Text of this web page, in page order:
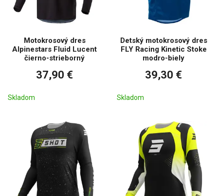
Motokrosový dres
Alpinestars Fluid Lucent
čierno-strieborný
37,90 €
Skladom
Detský motokrosový dres
FLY Racing Kinetic Stoke
modro-biely
39,30 €
Skladom